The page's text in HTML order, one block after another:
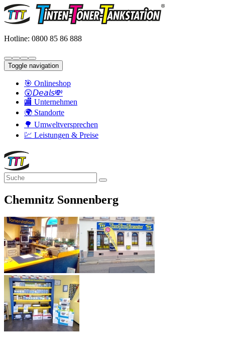
Hotline: 0800 85 86 888
Toggle navigation
🎯 Onlineshop
😲𝘋𝘦𝘢𝘭𝘴💸
🏬 Unternehmen
🌍 Standorte
🌳 Umweltversprechen
💹 Leistungen & Preise
Chemnitz Sonnenberg